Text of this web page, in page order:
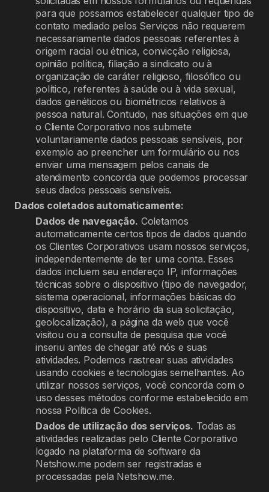
para que possamos estabelecer qualquer tipo de
contato mediado pelos Serviços não requerem
necessariamente dados pessoais referentes à
origem racial ou étnica, convicção religiosa,
opinião política, filiação a sindicato ou à
organização de caráter religioso, filosófico ou
político, referentes à saúde ou à vida sexual,
dados genéticos ou biométricos relativos à
pessoa natural. Contudo, nas situações em que
o Cliente Corporativo nos submete
voluntariamente dados pessoais sensíveis, por
exemplo ao preencher um formulário ou nos
enviar uma mensagem pelos canais de
atendimento concorda que podemos processar
seus dados pessoais sensíveis.
Dados coletados automaticamente:
Dados de navegação. Coletamos
automaticamente certos tipos de dados quando
os Clientes Corporativos usam nossos serviços,
independentemente de ter uma conta. Esses
dados incluem seu endereço IP, informações
técnicas sobre o dispositivo (tipo de navegador,
sistema operacional, informações básicas do
dispositivo, data e horário da sua solicitação,
geolocalização), a página da web que você
visitou ou a consulta de pesquisa que você
inseriu antes de chegar até nós e suas
atividades. Podemos rastrear suas atividades
usando cookies e tecnologias semelhantes. Ao
utilizar nossos serviços, você concorda com o
uso desses métodos conforme estabelecido em
nossa Política de Cookies.
Dados de utilização dos serviços. Todas as
atividades realizadas pelo Cliente Corporativo
logado na plataforma de software da
Netshow.me podem ser registradas e
processadas pela Netshow.me.